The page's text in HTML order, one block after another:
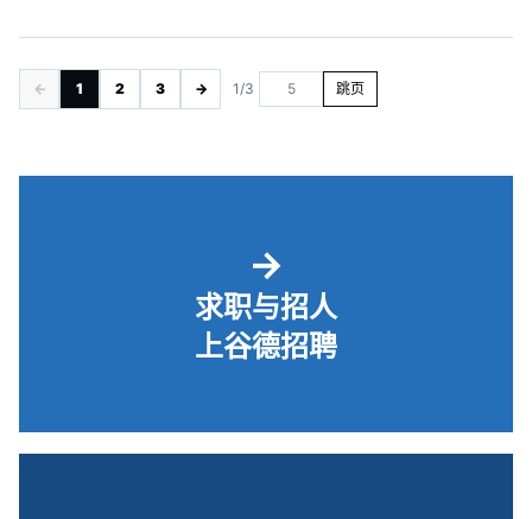
← 1 2 3 → 1/3 跳页
→
求职与招人
上谷德招聘